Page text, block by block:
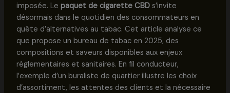
imposée. Le paquet de cigarette CBDs’invite
désormais dans le quotidien des consommateurs en
quête d’alternatives au tabac. Cet article analyse ce
que propose un bureau de tabac en 2025, des
compositions et saveurs disponibles aux enjeux
réglementaires et sanitaires. En fil conducteur,
l’exemple d’un buraliste de quartier illustre les choix
d’assortiment, les attentes des clients et la nécessaire